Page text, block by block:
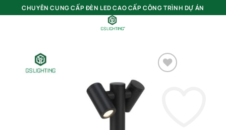
qua
CHUYÊN CUNG CẤP ĐÈN LED CAO CẤP CÔNG TRÌNH DỰ ÁN